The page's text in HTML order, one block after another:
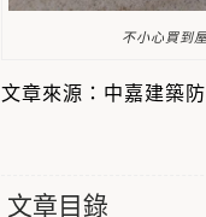
不小心買到
文章來源：中嘉建築
文章目錄